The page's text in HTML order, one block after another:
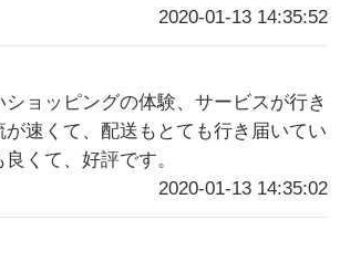
2020-01-13 14:35:52
ョッピングの体験、サービスが行き
が速くて、配送もとても行き届いてい
くて、好評です。
2020-01-13 14:35:02